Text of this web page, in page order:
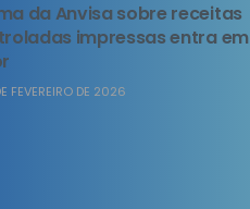
da Anvisa sobre receitas
impressas entra em
FEVEREIRO DE 2026